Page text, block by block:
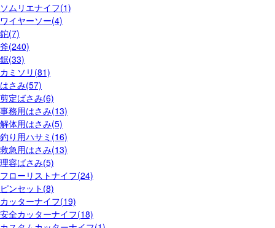
ソムリエナイフ(1)
ワイヤーソー(4)
鉈(7)
斧(240)
鋸(33)
カミソリ(81)
はさみ(57)
剪定ばさみ(6)
事務用はさみ(13)
解体用はさみ(5)
釣り用ハサミ(16)
救急用はさみ(13)
理容ばさみ(5)
フローリストナイフ(24)
ピンセット(8)
カッターナイフ(19)
安全カッターナイフ(18)